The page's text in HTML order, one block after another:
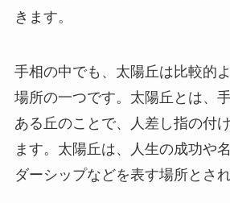
きます。
手相の中でも、太陽丘は比較的
場所の一つです。太陽丘とは、
ある丘のことで、人差し指の付
ます。太陽丘は、人生の成功や
ダーシップなどを表す場所とさ